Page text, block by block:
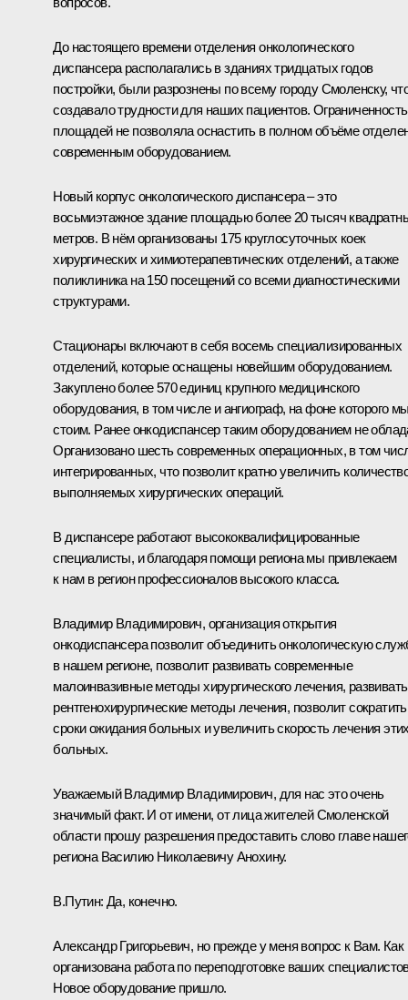
До настоящего времени отделения онкологического
диспансера располагались в зданиях тридцатых годов
постройки, были разрознены по всему городу Смоленску,
создавало трудности для наших пациентов. Ограниченность
площадей не позволяла оснастить в полном объёме
современным оборудованием.
Новый корпус онкологического диспансера – это
восьмиэтажное здание площадью более 20 тысяч
метров. В нём организованы 175 круглосуточных коек
хирургических и химиотерапевтических отделений, а также
поликлиника на 150 посещений со всеми диагностическими
структурами.
Стационары включают в себя восемь специализированных
отделений, которые оснащены новейшим оборудованием.
Закуплено более 570 единиц крупного медицинского
оборудования, в том числе и ангиограф, на фоне которого
стоим. Ранее онкодиспансер таким оборудованием не
Организовано шесть современных операционных, в том
интегрированных, что позволит кратно увеличить
выполняемых хирургических операций.
В диспансере работают высококвалифицированные
специалисты, и благодаря помощи региона мы привлекаем
к нам в регион профессионалов высокого класса.
Владимир Владимирович, организация открытия
онкодиспансера позволит объединить онкологическую
в нашем регионе, позволит развивать современные
малоинвазивные методы хирургического лечения, развивать
рентгенохирургические методы лечения, позволит сократить
сроки ожидания больных и увеличить скорость лечения
больных.
Уважаемый Владимир Владимирович, для нас это очень
значимый факт. И от имени, от лица жителей Смоленской
области прошу разрешения предоставить слово главе
региона Василию Николаевичу Анохину.
В.Путин: Да, конечно.
Александр Григорьевич, но прежде у меня вопрос к Вам. Как
организована работа по переподготовке ваших
Новое оборудование пришло.